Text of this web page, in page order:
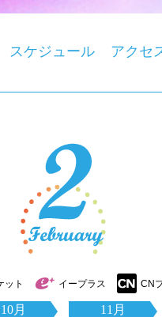
スケジュール アクセ
ット イープラス CN
10月 11月